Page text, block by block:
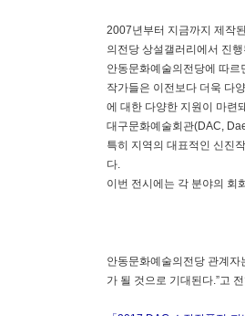
2007년부터 지금까지 제작
의전당 상설갤러리에서 진
안동문화예술의전당에 따
작가들은 이전보다 더욱 다
에 대한 다양한 지원이 마련
대구문화예술회관(DAC,
특히 지역의 대표적인 신진
다.
이번 전시에는 각 분야의 회
안동문화예술의전당 관계
가 될 것으로 기대된다.”고 전